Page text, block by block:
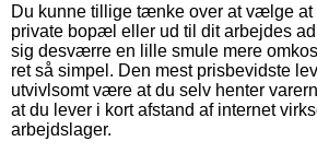
Du kunne tillige tænke over at vælge at
private bopæl eller ud til dit arbejdes
sig desværre en lille smule mere
ret så simpel. Den mest prisbevidste
utvivlsomt være at du selv henter
at du lever i kort afstand af internet
arbejdslager.